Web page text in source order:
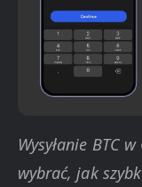
Wysyłanie BTC
wybrać, jak